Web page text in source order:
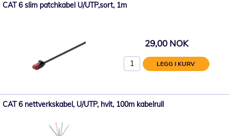
CAT 6 slim patchkabel U/UTP,sort, 1m
29,00 NOK
LEGG I KURV
CAT 6 nettverkskabel, U/UTP, hvit, 100m kabelrull